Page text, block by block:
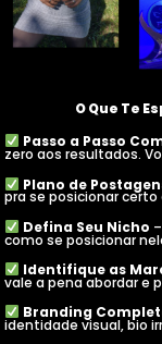
O Que Te
Passo a Passo
zero aos resultados.
Plano de
pra se posicionar
Defina Seu Nicho
como se posicionar
Identifique as
vale a pena abordar e
Branding
identidade visual, bio